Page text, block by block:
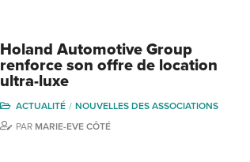
Holand Automotive Group
renforce son offre de location
ultra-luxe
ACTUALITÉ
NOUVELLES DES ASSOCIATIONS
PAR MARIE-EVE CÔTÉ